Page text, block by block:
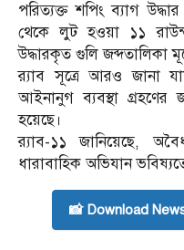
পরিত্যক্ত শপিং ব্যাগ
থেকে লুট হওয়া ১১
উদ্ধারকৃত গুলি জব্দতালিকা
র‍্যাব সূত্রে আরও জানা
আইনানুগ ব্যবস্থা গ্রহণের
হয়েছে।
র‍্যাব-১১ জানিয়েছে,
ধারাবাহিক অভিযান
📸 Download